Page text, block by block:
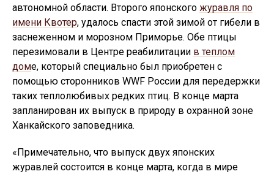
автономной области. Второго японского журавля по
имени Квотер, удалось спасти этой зимой от гибели в
заснеженном и морозном Приморье. Обе птицы
перезимовали в Центре реабилитации в теплом
доме, который специально был приобретен с
помощью сторонников WWF России для передержки
таких теплолюбивых редких птиц. В конце марта
запланирован их выпуск в природу в охранной зоне
Ханкайского заповедника.
«Примечательно, что выпуск двух японских
журавлей состоится в конце марта, когда в мире